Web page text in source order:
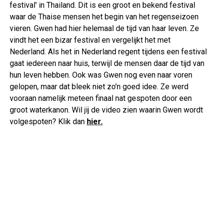
festival' in Thailand. Dit is een groot en bekend festival
waar de Thaise mensen het begin van het regenseizoen
vieren. Gwen had hier helemaal de tijd van haar leven. Ze
vindt het een bizar festival en vergelijkt het met
Nederland. Als het in Nederland regent tijdens een festival
gaat iedereen naar huis, terwijl de mensen daar de tijd van
hun leven hebben. Ook was Gwen nog even naar voren
gelopen, maar dat bleek niet zo'n goed idee. Ze werd
vooraan namelijk meteen finaal nat gespoten door een
groot waterkanon. Wil jij de video zien waarin Gwen wordt
volgespoten? Klik dan hier.